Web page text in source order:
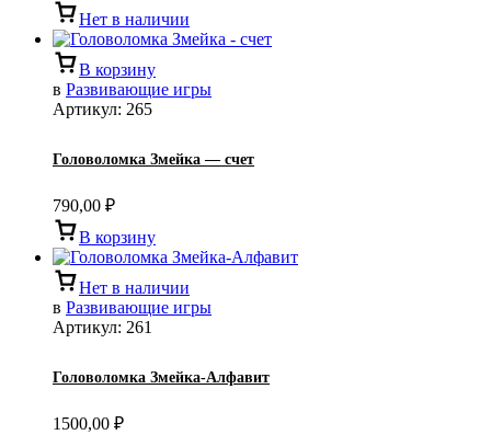
Нет в наличии
В корзину
в Развивающие игры
Артикул: 265
Головоломка Змейка — счет
790,00 ₽
В корзину
Нет в наличии
в Развивающие игры
Артикул: 261
Головоломка Змейка-Алфавит
1500,00 ₽